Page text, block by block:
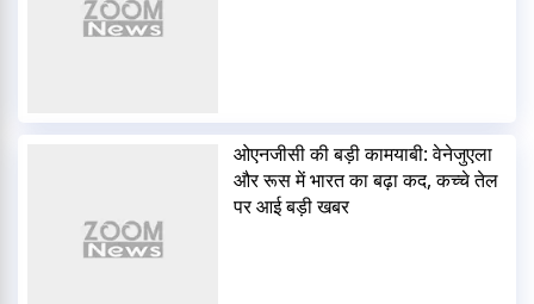
ओएनजीसी की बड़ी कामयाबी: वेनेजुएला
और रूस में भारत का बढ़ा कद, कच्चे तेल
पर आई बड़ी खबर